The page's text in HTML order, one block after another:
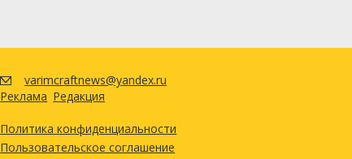
varimcraftnews@yandex.ru
Реклама Редакция
Политика конфиденциальности
Пользовательское соглашение